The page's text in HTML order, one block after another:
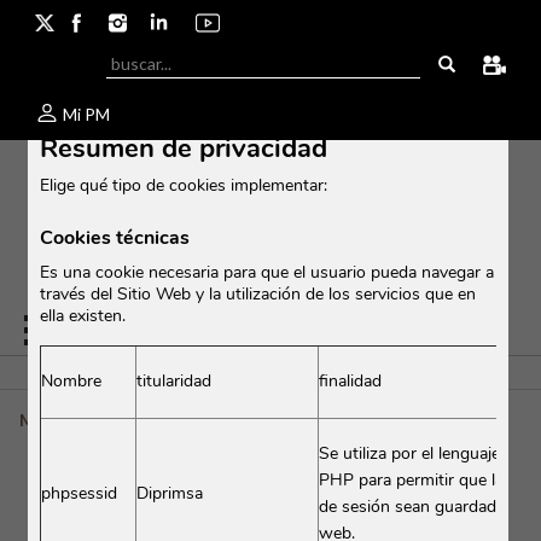
Mi PM
Moulin-À-Vent
Resumen de privacidad
Elige qué tipo de cookies implementar:
Cookies técnicas
Es una cookie necesaria para que el usuario pueda navegar a
través del Sitio Web y la utilización de los servicios que en
ella existen.
Nombre titularidad finalidad
phpsessid Diprimsa
Se utiliza por el lenguaje
PHP para permitir que las
de sesión sean guardadas
web.